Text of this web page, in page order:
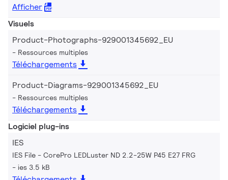
Afficher
Visuels
Product-Photographs-929001345692_EU
Ressources multiples
Téléchargements
Product-Diagrams-929001345692_EU
Ressources multiples
Téléchargements
Logiciel plug-ins
IES
IES File - CorePro LEDLuster ND 2.2-25W P45 E27 FRG
ies 3.5 kB